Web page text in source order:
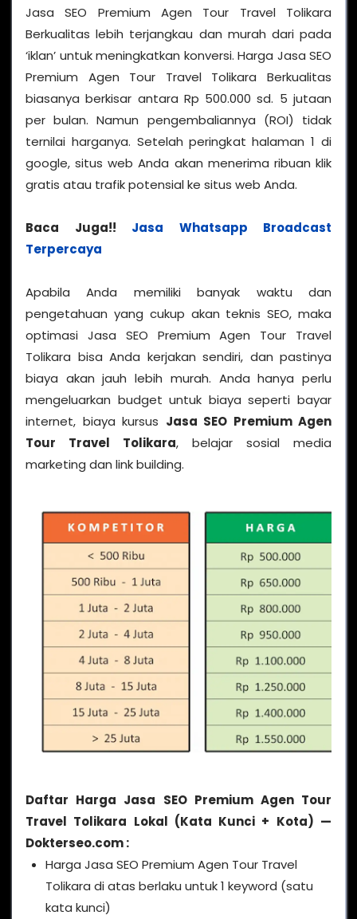
Jasa SEO Premium Agen Tour Travel Tolikara
Berkualitas lebih terjangkau dan murah dari pada
‘iklan’ untuk meningkatkan konversi. Harga Jasa SEO
Premium Agen Tour Travel Tolikara Berkualitas
biasanya berkisar antara Rp 500.000 sd. 5 jutaan
per bulan. Namun pengembaliannya (ROI) tidak
ternilai harganya. Setelah peringkat halaman 1 di
google, situs web Anda akan menerima ribuan klik
gratis atau trafik potensial ke situs web Anda.
Baca Juga!! Jasa Whatsapp Broadcast
Terpercaya
Apabila Anda memiliki banyak waktu dan
pengetahuan yang cukup akan teknis SEO, maka
optimasi Jasa SEO Premium Agen Tour Travel
Tolikara bisa Anda kerjakan sendiri, dan pastinya
biaya akan jauh lebih murah. Anda hanya perlu
mengeluarkan budget untuk biaya seperti bayar
internet, biaya kursus Jasa SEO Premium Agen
Tour Travel Tolikara, belajar sosial media
marketing dan link building.
Daftar Harga Jasa SEO Premium Agen Tour
Travel Tolikara Lokal (Kata Kunci + Kota) —
Dokterseo.com :
Harga Jasa SEO Premium Agen Tour Travel
Tolikara di atas berlaku untuk 1 keyword (satu
kata kunci)